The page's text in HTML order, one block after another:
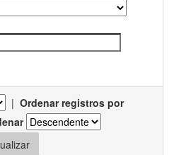
| Ordenar registros por